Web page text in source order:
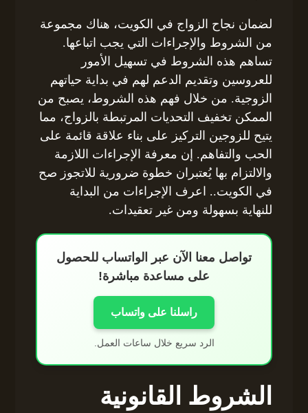
لضمان نجاح الزواج في الكويت، هناك مجموعة
من الشروط والإجراءات التي يجب اتباعها.
تساهم هذه الشروط في تسهيل الأمور
للعروسين وتقديم الدعم لهم في بداية حياتهم
الزوجية. من خلال فهم هذه الشروط، يصبح من
الممكن تخفيف التحديات المرتبطة بالزواج، مما
يتيح للزوجين التركيز على بناء علاقة قائمة على
الحب والتفاهم. إن معرفة الإجراءات اللازمة
والالتزام بها يُعتبران خطوة ضرورية للاتجوز صح
في الكويت.. اعرف الإجراءات من البداية
للنهاية بسهولة ومن غير تعقيدات.
تواصل معنا الآن عبر الواتساب للحصول
على مساعدة مباشرة!
راسلنا على واتساب
الرد سريع خلال ساعات العمل.
الشروط القانونية